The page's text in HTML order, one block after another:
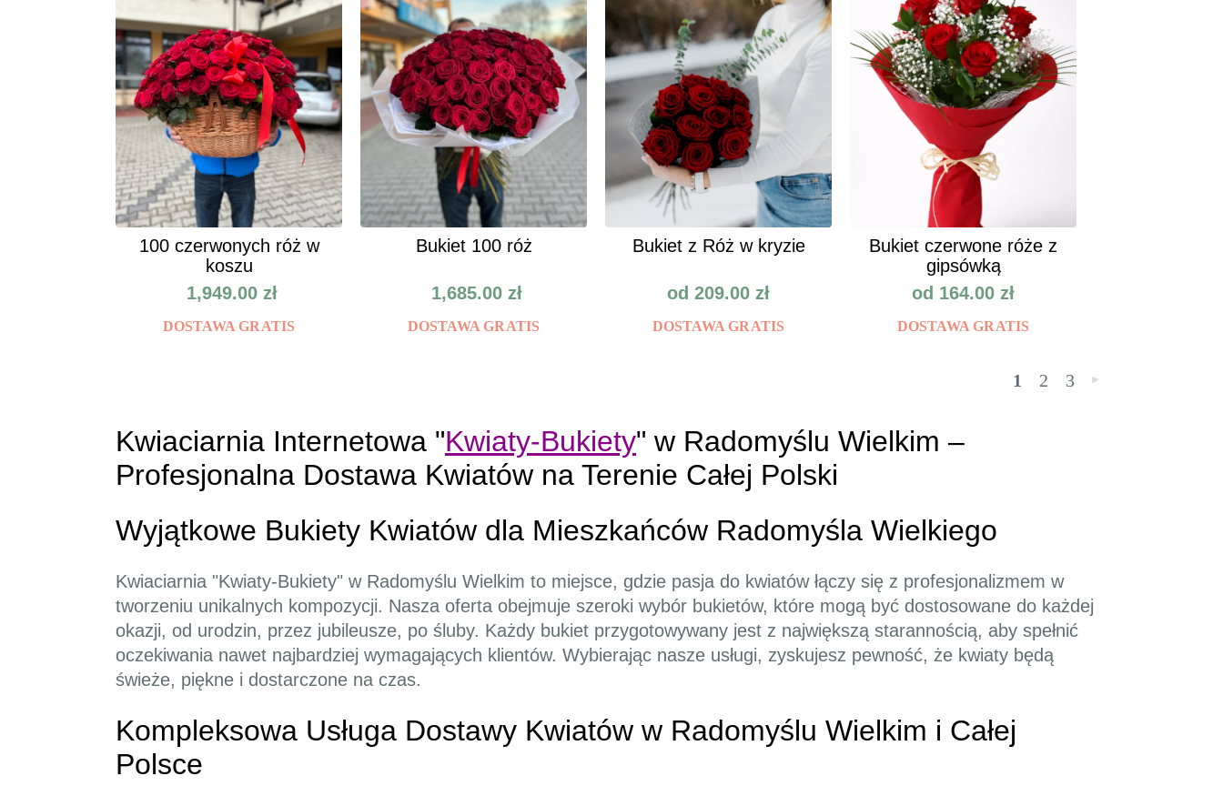
100 czerwonych róż w
koszu
1,949.00 zł
DOSTAWA GRATIS
Bukiet 100 róż
1,685.00 zł
DOSTAWA GRATIS
Bukiet z Róż w kryzie
od 209.00 zł
DOSTAWA GRATIS
Bukiet czerwone róże z
gipsówką
od 164.00 zł
DOSTAWA GRATIS
1 2 3 »
Kwiaciarnia Internetowa "Kwiaty-Bukiety" w Radomyślu Wielkim –
Profesjonalna Dostawa Kwiatów na Terenie Całej Polski
Wyjątkowe Bukiety Kwiatów dla Mieszkańców Radomyśla Wielkiego
Kwiaciarnia "Kwiaty-Bukiety" w Radomyślu Wielkim to miejsce, gdzie pasja do kwiatów łączy się z profesjonalizmem w
tworzeniu unikalnych kompozycji. Nasza oferta obejmuje szeroki wybór bukietów, które mogą być dostosowane do każdej
okazji, od urodzin, przez jubileusze, po śluby. Każdy bukiet przygotowywany jest z największą starannością, aby spełnić
oczekiwania nawet najbardziej wymagających klientów. Wybierając nasze usługi, zyskujesz pewność, że kwiaty będą
świeże, piękne i dostarczone na czas.
Kompleksowa Usługa Dostawy Kwiatów w Radomyślu Wielkim i Całej
Polsce